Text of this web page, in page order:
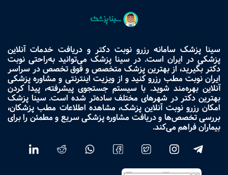
سینا پزشک سامانه رزرو نوبت دکتر و دریافت خدمات آنلاین
پزشکی در ایران است. در سینا پزشک می‌توانید به‌راحتی نوبت
دکتر بگیرید، از بهترین پزشک متخصص و فوق تخصص در سراسر
ایران نوبت مطب رزرو کنید و از ویزیت اینترنتی و مشاوره پزشکی
آنلاین بهره‌مند شوید. با سیستم جستجوی پیشرفته، پیدا کردن
بهترین دکتر در شهرهای مختلف ساده‌تر شده است. سینا پزشک
امکان رزرو نوبت آنلاین پزشک، مشاهده اطلاعات مطب پزشکان،
بررسی تخصص‌ها و دریافت مشاوره پزشکی سریع و مطمئن را برای
بیماران فراهم می‌کند.